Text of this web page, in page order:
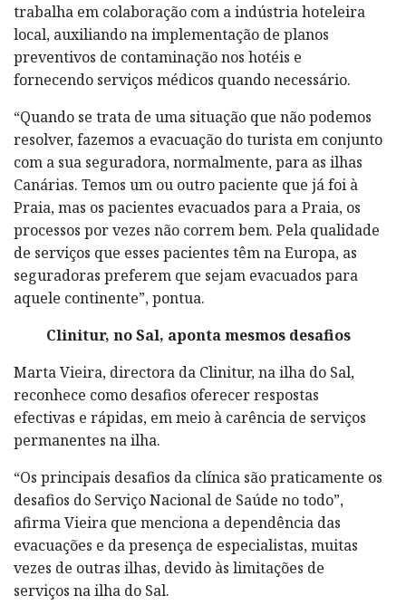
trabalha em colaboração com a indústria hoteleira
local, auxiliando na implementação de planos
preventivos de contaminação nos hotéis e
fornecendo serviços médicos quando necessário.
“Quando se trata de uma situação que não podemos
resolver, fazemos a evacuação do turista em conjunto
com a sua seguradora, normalmente, para as ilhas
Canárias. Temos um ou outro paciente que já foi à
Praia, mas os pacientes evacuados para a Praia, os
processos por vezes não correm bem. Pela qualidade
de serviços que esses pacientes têm na Europa, as
seguradoras preferem que sejam evacuados para
aquele continente”, pontua.
Clinitur, no Sal, aponta mesmos desafios
Marta Vieira, directora da Clinitur, na ilha do Sal,
reconhece como desafios oferecer respostas
efectivas e rápidas, em meio à carência de serviços
permanentes na ilha.
“Os principais desafios da clínica são praticamente os
desafios do Serviço Nacional de Saúde no todo”,
afirma Vieira que menciona a dependência das
evacuações e da presença de especialistas, muitas
vezes de outras ilhas, devido às limitações de
serviços na ilha do Sal.